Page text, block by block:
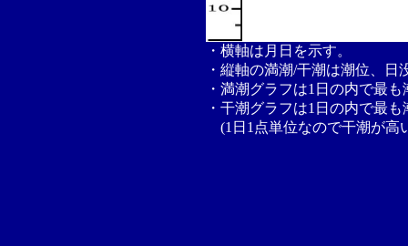
・横軸は月日を示す。
・縦軸の満潮/干潮は潮位、
・満潮グラフは1日の内で最
・干潮グラフは1日の内で最
(1日1点単位なので干潮が高